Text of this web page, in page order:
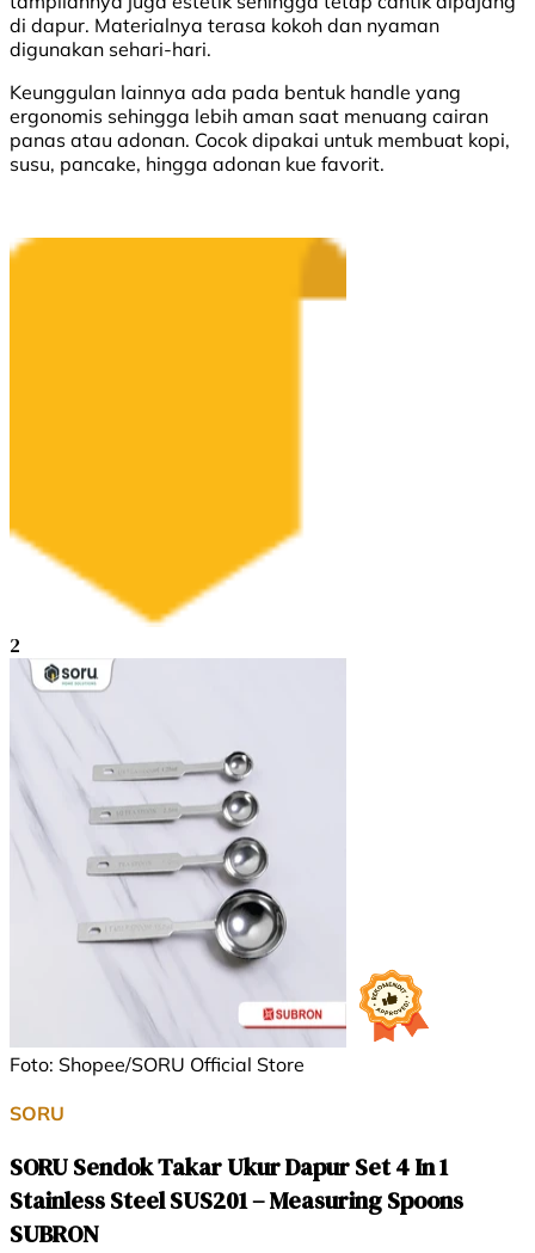
di dapur. Materialnya terasa kokoh dan nyaman
digunakan sehari-hari.
Keunggulan lainnya ada pada bentuk handle yang
ergonomis sehingga lebih aman saat menuang cairan
panas atau adonan. Cocok dipakai untuk membuat kopi,
susu, pancake, hingga adonan kue favorit.
2
Foto: Shopee/SORU Official Store
SORU
SORU Sendok Takar Ukur Dapur Set 4 In 1
Stainless Steel SUS201 – Measuring Spoons
SUBRON